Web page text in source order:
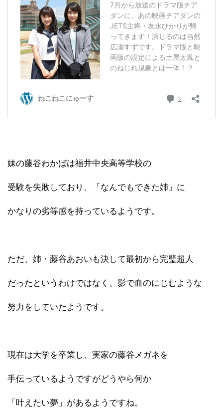
妹の藤谷わかばは福井中央高等学校の
受験を失敗しており、「なんでもできた姉」に
かなりの劣等感を持っているようです。
ただ、姉・藤谷あおいも決して最初から完璧超人
だったというわけではなく、影で血のにじむような
努力をしていたようです。
現在は大学を卒業し、実家の藤谷メガネを
手伝っているようですがどうやら何か
「叶えたい夢」があるようですね。